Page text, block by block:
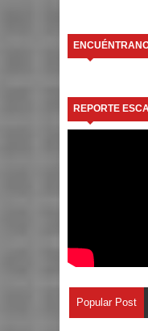
REPORTE
Popular Post